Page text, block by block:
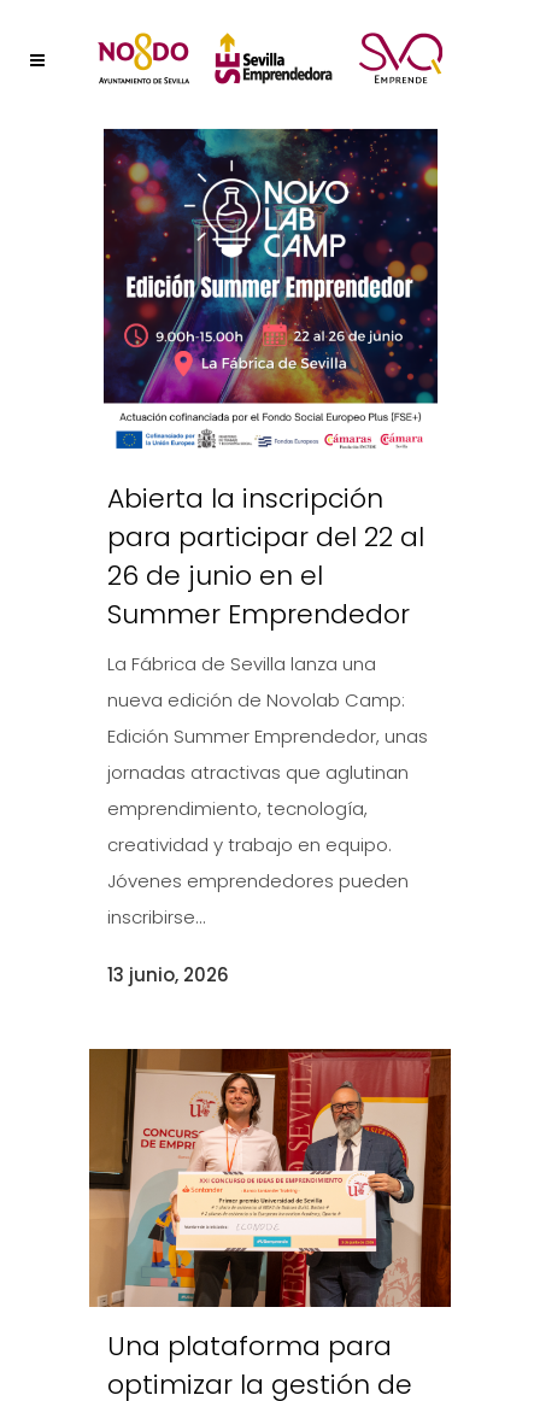
Abierta la inscripción
para participar del 22 al
26 de junio en el
Summer Emprendedor
La Fábrica de Sevilla lanza una
nueva edición de Novolab Camp:
Edición Summer Emprendedor, unas
jornadas atractivas que aglutinan
emprendimiento, tecnología,
creatividad y trabajo en equipo.
Jóvenes emprendedores pueden
inscribirse...
13 junio, 2026
Una plataforma para
optimizar la gestión de